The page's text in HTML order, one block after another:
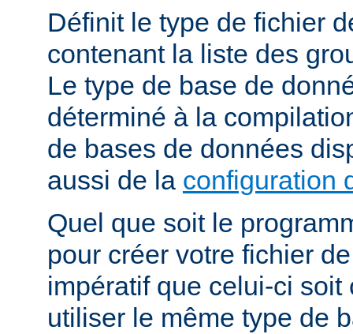
Définit le type de fichier
contenant la liste des
Le type de base de
déterminé à la
de bases de données
aussi de la configuration
Quel que soit le
pour créer votre fichier
impératif que celui-ci soit
utiliser le même type de